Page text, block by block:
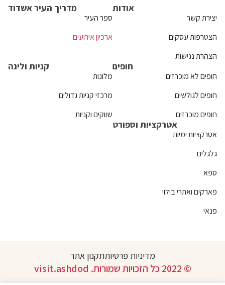
אודות
יצירת קשר
הצטרפות עסקים
הצהרת נגישות
מדריך העיר אשדוד
ספר העיר
ארכיון אירועים
חופים
חופים לא מוכרזים
חופים לגולשים
חופים מוכרזים
קניות ולינה
מלונות
מרכזי קניות גדולים
שווקים וקניות
אטרקציות וספורט
אטרקציות ימיות
גלגלים
ספא
פארקים ואתרי בילוי
פנאי
מדיניות פרטיותתקנון אתר
© 2022 כל הזכויות שמורות. visit.ashdod